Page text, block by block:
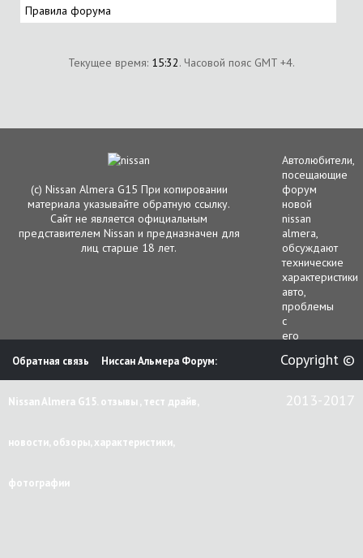
Правила форума
Текущее время: 15:32. Часовой пояс GMT +4.
(с) Nissan Almera G15 При копировании
материала указывайте обратную ссылку.
Сайт не является официальным
представителем Nissan и предназначен для
лиц старше 18 лет.
Автолюбители,
посещающие
форум
новой
nissan
almera,
обсуждают
технические
характеристики
авто,
проблемы
с
его
гарантийным
и
сервисным
обслуживанием.
Обратная связь Ниссан Альмера Форум:
Nissan Almera G15. отзывы , тест драйв,
новости, обзоры, характеристики,
фотографии
Copyright ©
2013-2017